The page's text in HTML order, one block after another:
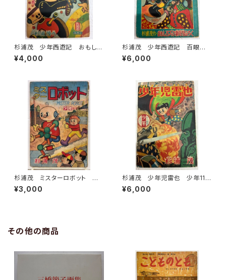
杉浦茂 少年西遊記 おもしろ
ブック９月号付録 1956年 集
英社
¥4,000
杉浦茂 少年西遊記 百眼魔
の巻 おもしろブック新年号付
録 1956年 おもしろブック
¥6,000
杉浦茂 ミスターロボット 少
年新年号付録 1959年
¥3,000
杉浦茂 少年児雷也 少年11月
号付録 1956年 光文社
¥6,000
その他の商品